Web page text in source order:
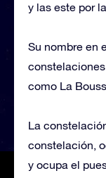
y las este por
Su nombre en
como La
La
constelación,
y ocupa el